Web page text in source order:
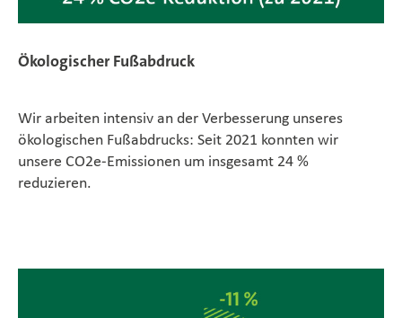
Ökologischer Fußabdruck
Wir arbeiten intensiv an der Verbesserung unseres
ökologischen Fußabdrucks: Seit 2021 konnten wir
unsere CO2e-Emissionen um insgesamt 24 %
reduzieren.